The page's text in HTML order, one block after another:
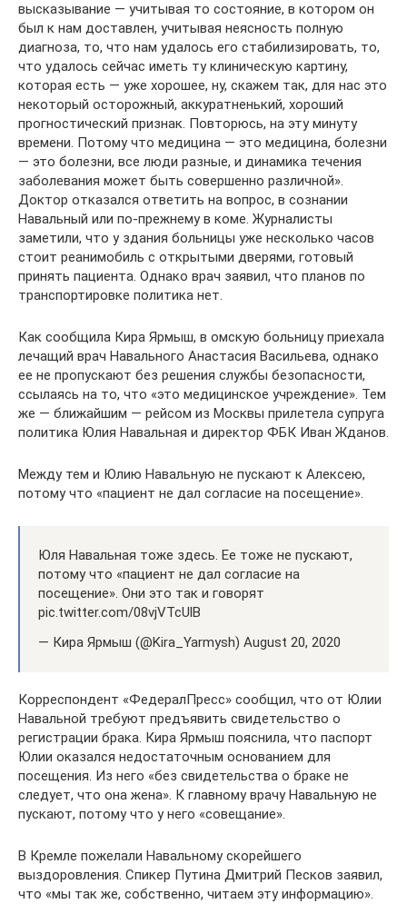
высказывание — учитывая то состояние, в котором он
был к нам доставлен, учитывая неясность полную
диагноза, то, что нам удалось его стабилизировать, то,
что удалось сейчас иметь ту клиническую картину,
которая есть — уже хорошее, ну, скажем так, для нас это
некоторый осторожный, аккуратненький, хороший
прогностический признак. Повторюсь, на эту минуту
времени. Потому что медицина — это медицина, болезни
— это болезни, все люди разные, и динамика течения
заболевания может быть совершенно различной».
Доктор отказался ответить на вопрос, в сознании
Навальный или по-прежнему в коме. Журналисты
заметили, что у здания больницы уже несколько часов
стоит реанимобиль с открытыми дверями, готовый
принять пациента. Однако врач заявил, что планов по
транспортировке политика нет.
Как сообщила Кира Ярмыш, в омскую больницу приехала
лечащий врач Навального Анастасия Васильева, однако
ее не пропускают без решения службы безопасности,
ссылаясь на то, что «это медицинское учреждение». Тем
же — ближайшим — рейсом из Москвы прилетела супруга
политика Юлия Навальная и директор ФБК Иван Жданов.
Между тем и Юлию Навальную не пускают к Алексею,
потому что «пациент не дал согласие на посещение».
Юля Навальная тоже здесь. Ее тоже не пускают,
потому что «пациент не дал согласие на
посещение». Они это так и говорят
pic.twitter.com/08vjVTcUlB
— Кира Ярмыш (@Kira_Yarmysh) August 20, 2020
Корреспондент «ФедералПресс» сообщил, что от Юлии
Навальной требуют предъявить свидетельство о
регистрации брака. Кира Ярмыш пояснила, что паспорт
Юлии оказался недостаточным основанием для
посещения. Из него «без свидетельства о браке не
следует, что она жена». К главному врачу Навальную не
пускают, потому что у него «совещание».
В Кремле пожелали Навальному скорейшего
выздоровления. Спикер Путина Дмитрий Песков заявил,
что «мы так же, собственно, читаем эту информацию».